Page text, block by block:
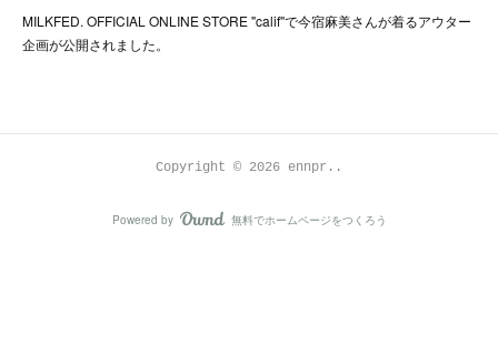
MILKFED. OFFICIAL ONLINE STORE "calif"で今宿麻美さんが着るアウター
企画が公開されました。
Copyright © 2026 ennpr. .
Powered by AmebaOwnd
無料でホームページをつくろう